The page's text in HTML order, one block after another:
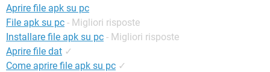
Aprire file apk su pc
File apk su pc - Migliori risposte
Installare file apk su pc - Migliori risposte
Aprire file dat ✓
Come aprire file apk su pc ✓